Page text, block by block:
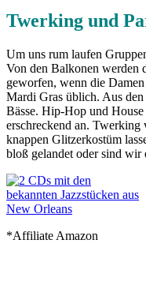
Twerking und
Um uns rum laufen
Von den Balkonen werden
geworfen, wenn die
Mardi Gras üblich. Aus
Bässe. Hip-Hop und House
erschreckend an.
knappen Glitzerkostüm
bloß gelandet oder sind wir
*Affiliate Amazon